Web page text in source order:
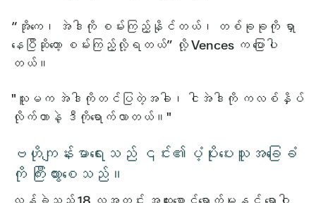
“အိုကေ၊ အဲဒါကို စမ်းကြည့်နိုင်တယ်၊ တစ်ခုခုကို ရှာ
နေပြီဆိုတော့ စမ်းကြည့်လို့ရတယ်” လို့ Vences က ပြောပါ
တယ်။
"သူမက အဲဒါကိုတင်ပြတဲ့အခါ၊ ငါအဲဒါကို ကလစ်နှိပ်
လိုက်တာနဲ့ ဒီကိုရောက်လာတယ်။"
ဗဟိုကျန်းမာရေးသည် ၎င်း၏ပံ့ပိုးပေးသူအခြေခံ
ကို ကြီးထွားစေသည်။